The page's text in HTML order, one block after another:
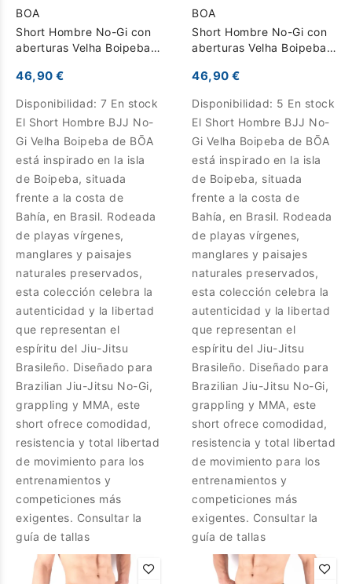
BOA
Short Hombre No-Gi con
aberturas Velha Boipeba -
46,90 €
Disponibilidad: 7 En stock
El Short Hombre BJJ No-
Gi Velha Boipeba de BŌA
está inspirado en la isla
de Boipeba, situada
frente a la costa de
Bahía, en Brasil. Rodeada
de playas vírgenes,
manglares y paisajes
naturales preservados,
esta colección celebra la
autenticidad y la libertad
que representan el
espíritu del Jiu-Jitsu
Brasileño. Diseñado para
Brazilian Jiu-Jitsu No-Gi,
grappling y MMA, este
short ofrece comodidad,
resistencia y total libertad
de movimiento para los
entrenamientos y
competiciones más
exigentes. Consultar la
guía de tallas
BOA
Short Hombre No-Gi con
aberturas Velha Boipeba -
46,90 €
Disponibilidad: 5 En stock
El Short Hombre BJJ No-
Gi Velha Boipeba de BŌA
está inspirado en la isla
de Boipeba, situada
frente a la costa de
Bahía, en Brasil. Rodeada
de playas vírgenes,
manglares y paisajes
naturales preservados,
esta colección celebra la
autenticidad y la libertad
que representan el
espíritu del Jiu-Jitsu
Brasileño. Diseñado para
Brazilian Jiu-Jitsu No-Gi,
grappling y MMA, este
short ofrece comodidad,
resistencia y total libertad
de movimiento para los
entrenamientos y
competiciones más
exigentes. Consultar la
guía de tallas